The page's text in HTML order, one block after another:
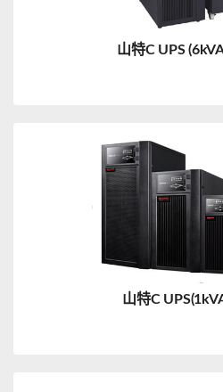
山特C UPS
山特C